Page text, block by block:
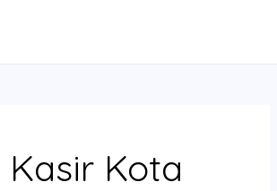
Kasir Kota